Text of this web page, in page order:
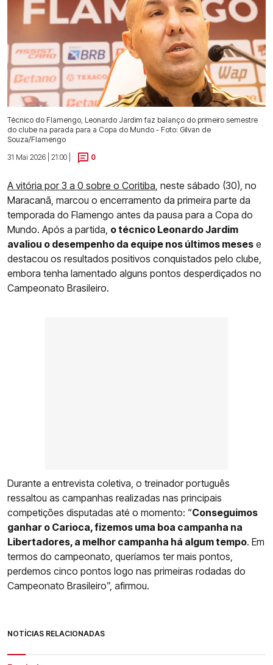
Técnico do Flamengo, Leonardo Jardim faz balanço do primeiro semestre
do clube na parada para a Copa do Mundo - Foto: Gilvan de
Souza/Flamengo
31 Mai 2026 | 21:00 |
0
A vitória por 3 a 0 sobre o Coritiba , neste sábado (30), no
Maracanã, marcou o encerramento da primeira parte da
temporada do Flamengo antes da pausa para a Copa do
Mundo. Após a partida, o técnico Leonardo Jardim
avaliou o desempenho da equipe nos últimos meses e
destacou os resultados positivos conquistados pelo clube,
embora tenha lamentado alguns pontos desperdiçados no
Campeonato Brasileiro.
Durante a entrevista coletiva, o treinador português
ressaltou as campanhas realizadas nas principais
competições disputadas até o momento: “Conseguimos
ganhar o Carioca, fizemos uma boa campanha na
Libertadores, a melhor campanha há algum tempo. Em
termos do campeonato, queríamos ter mais pontos,
perdemos cinco pontos logo nas primeiras rodadas do
Campeonato Brasileiro”, afirmou.
NOTÍCIAS RELACIONADAS